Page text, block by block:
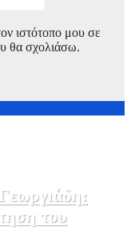
ιστότοπο μου σε
θα σχολιάσω.
του